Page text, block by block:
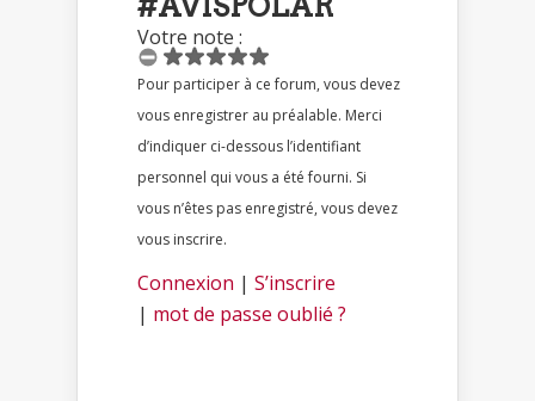
Votre note :
Pour participer à ce forum, vous devez
vous enregistrer au préalable. Merci
d’indiquer ci-dessous l’identifiant
personnel qui vous a été fourni. Si
vous n’êtes pas enregistré, vous devez
vous inscrire.
Connexion | S’inscrire
| mot de passe oublié ?